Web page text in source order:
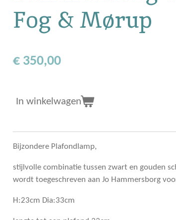
Fog & Mørup
€ 350,00
In winkelwagen
Bijzondere Plafondlamp,
stijlvolle combinatie tussen zwart en gouden
wordt toegeschreven aan Jo Hammersborg
H:23cm Dia:33cm